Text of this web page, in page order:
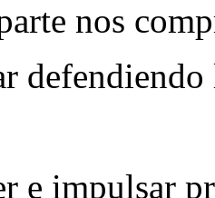
nos
e impulsar